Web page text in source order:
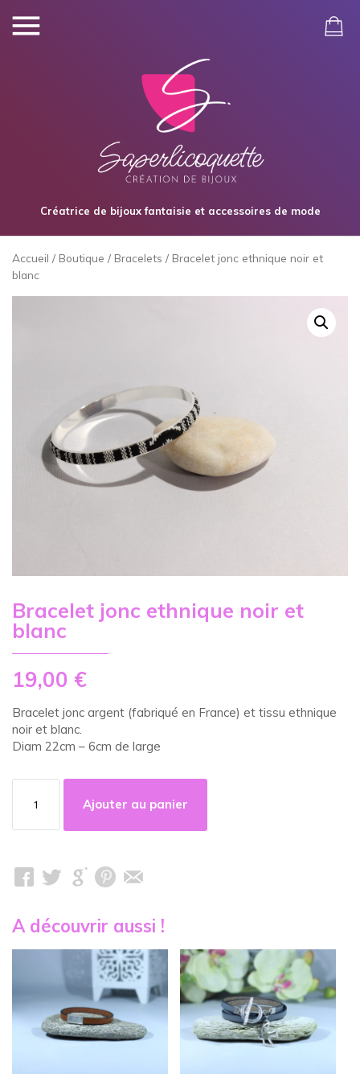
Créatrice de bijoux fantaisie et accessoires de mode
Accueil / Boutique / Bracelets / Bracelet jonc ethnique noir et
blanc
Bracelet jonc ethnique noir et
blanc
19,00 €
Bracelet jonc argent (fabriqué en France) et tissu ethnique
noir et blanc.
Diam 22cm – 6cm de large
noir
et
Ajouter au panier
A découvrir aussi !